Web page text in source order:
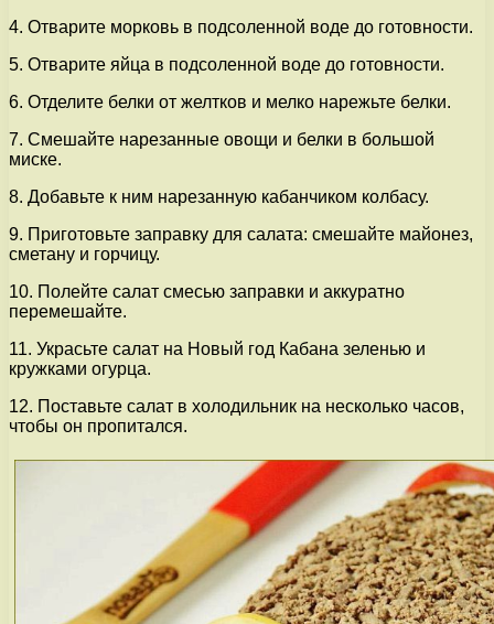
4. Отварите морковь в подсоленной воде до готовности.
5. Отварите яйца в подсоленной воде до готовности.
6. Отделите белки от желтков и мелко нарежьте белки.
7. Смешайте нарезанные овощи и белки в большой
миске.
8. Добавьте к ним нарезанную кабанчиком колбасу.
9. Приготовьте заправку для салата: смешайте майонез,
сметану и горчицу.
10. Полейте салат смесью заправки и аккуратно
перемешайте.
11. Украсьте салат на Новый год Кабана зеленью и
кружками огурца.
12. Поставьте салат в холодильник на несколько часов,
чтобы он пропитался.